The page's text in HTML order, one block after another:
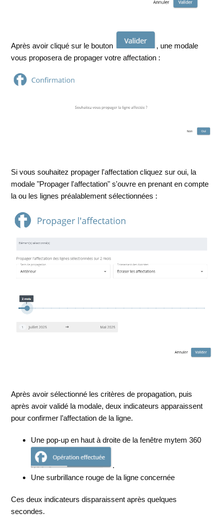
Après avoir cliqué sur le bouton
, une modale
vous proposera de propager votre affectation :
Si vous souhaitez propager l'affectation cliquez sur oui, la
modale "Propager l'affectation" s'ouvre en prenant en compte
la ou les lignes préalablement sélectionnées :
Après avoir sélectionné les critères de propagation, puis
après avoir validé la modale, deux indicateurs apparaissent
pour confirmer l’affectation de la ligne.
Une pop-up en haut à droite de la fenêtre mytem 360
.
Une surbrillance rouge de la ligne concernée
Ces deux indicateurs disparaissent après quelques
secondes.